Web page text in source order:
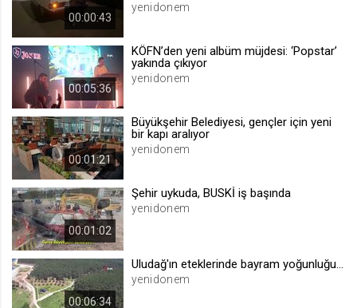
1 yıl
voteLike*
.web.tv
1 ay
.web.tv
00:00:43
yenidonem
00:05:36
KÖFN’den yeni albüm müjdesi: ‘Popstar’
yakında çıkıyor
yenidonem
00:01:21
Büyükşehir Belediyesi, gençler için yeni
bir kapı aralıyor
yenidonem
00:01:02
Şehir uykuda, BUSKİ iş başında
yenidonem
00:06:34
Uludağ'ın eteklerinde bayram yoğunluğu...
yenidonem